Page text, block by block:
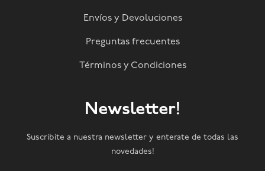
Envíos y Devoluciones
Preguntas frecuentes
Términos y Condiciones
Newsletter!
Suscribite a nuestra newsletter y enterate de todas las
novedades!